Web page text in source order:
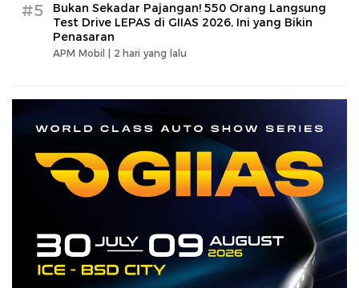
#5
Bukan Sekadar Pajangan! 550 Orang Langsung
Test Drive LEPAS di GIIAS 2026, Ini yang Bikin
Penasaran
APM Mobil | 2 hari yang lalu